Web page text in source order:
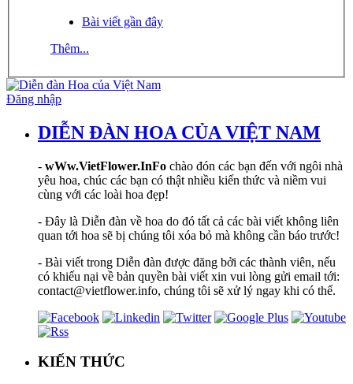
Bài viết gần đây
Thêm...
Đăng nhập
DIỄN ĐÀN HOA CỦA VIỆT NAM
- wWw.VietFlower.InFo chào đón các bạn đến với ngôi nhà
yêu hoa, chúc các bạn có thật nhiều kiến thức và niềm vui
cùng với các loài hoa đẹp!
- Đây là Diễn đàn về hoa do đó tất cả các bài viết không liên
quan tới hoa sẽ bị chúng tôi xóa bỏ mà không cần báo trước!
- Bài viết trong Diễn đàn được đăng bởi các thành viên, nếu
có khiếu nại về bản quyền bài viết xin vui lòng gửi email tới:
contact@vietflower.info, chúng tôi sẽ xử lý ngay khi có thể.
KIẾN THỨC